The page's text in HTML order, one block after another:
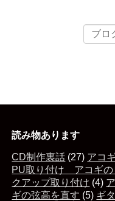
読み物あります
CD制作裏話 (27) アコ
PU取り付け アコギの
クアップ取り付け (4)
ギの弦高を直す (5) ギ